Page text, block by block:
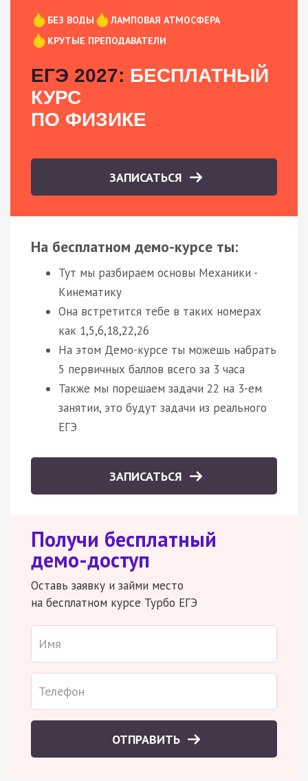
БЕЗ ВОДЫ
ЛАМПОВАЯ АТМОСФЕРА
КРУТЫЕ ПРЕПОДАВАТЕЛИ
ЕГЭ 2027: БЕСПЛАТНЫЙ
КУРС
ПО ФИЗИКЕ
ЗАПИСАТЬСЯ
На бесплатном демо-курсе ты:
Тут мы разбираем основы Механики -
Кинематику
Она встретится тебе в таких номерах
как 1,5,6,18,22,26
На этом Демо-курсе ты можешь набрать
5 первичных баллов всего за 3 часа
Также мы порешаем задачи 22 на 3-ем
занятии, это будут задачи из реального
ЕГЭ
ЗАПИСАТЬСЯ
Получи бесплатный
демо-доступ
Оставь заявку и займи место
на бесплатном курсе Турбо ЕГЭ
ОТПРАВИТЬ